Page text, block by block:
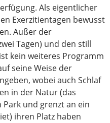
Als eigentlicher
Exerzitientagen bewusst
Außer der
Tagen) und den still
kein weiteres Programm
seine Weise der
wobei auch Schlaf
in der Natur (das
und grenzt an ein
ihren Platz haben